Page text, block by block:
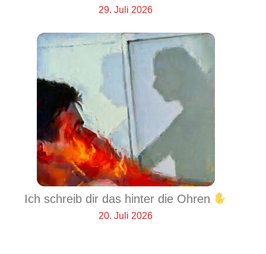
29. Juli 2026
Ich schreib dir das hinter die Ohren
20. Juli 2026